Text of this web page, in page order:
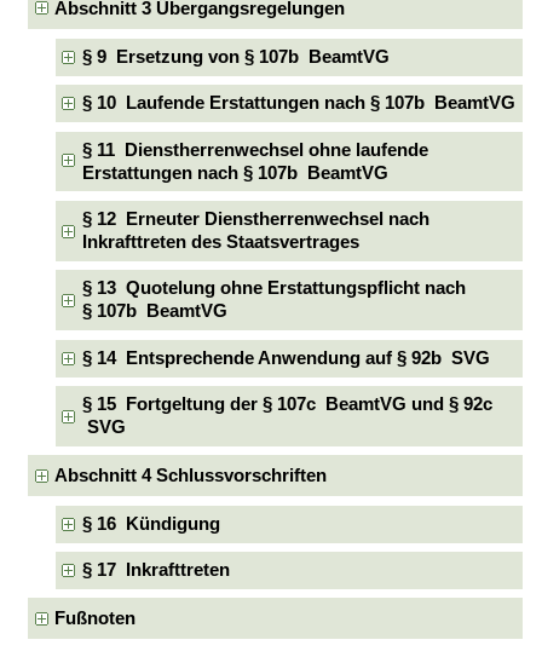
Abschnitt 3 Übergangsregelungen
§ 9 Ersetzung von § 107b BeamtVG
§ 10 Laufende Erstattungen nach § 107b BeamtVG
§ 11 Dienstherrenwechsel ohne laufende
Erstattungen nach § 107b BeamtVG
§ 12 Erneuter Dienstherrenwechsel nach
Inkrafttreten des Staatsvertrages
§ 13 Quotelung ohne Erstattungspflicht nach
§ 107b BeamtVG
§ 14 Entsprechende Anwendung auf § 92b SVG
§ 15 Fortgeltung der § 107c BeamtVG und § 92c
SVG
Abschnitt 4 Schlussvorschriften
§ 16 Kündigung
§ 17 Inkrafttreten
Fußnoten